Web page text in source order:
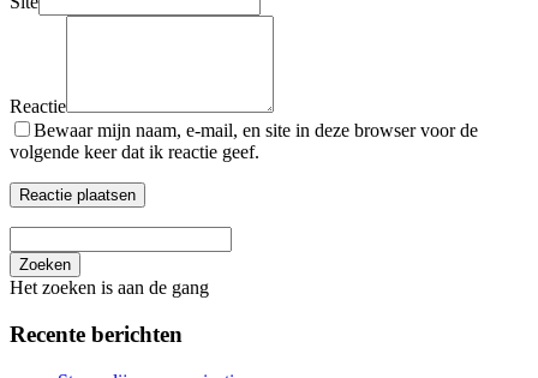
Reactie
Bewaar mijn naam, e-mail, en site in deze browser voor de
volgende keer dat ik reactie geef.
Zoeken
Het zoeken is aan de gang
Recente berichten